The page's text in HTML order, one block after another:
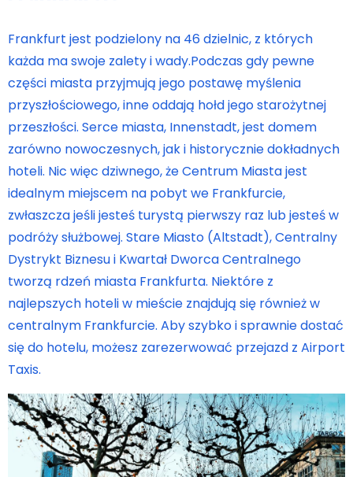
Frankfurt jest podzielony na 46 dzielnic, z których
każda ma swoje zalety i wady.Podczas gdy pewne
części miasta przyjmują jego postawę myślenia
przyszłościowego, inne oddają hołd jego starożytnej
przeszłości. Serce miasta, Innenstadt, jest domem
zarówno nowoczesnych, jak i historycznie dokładnych
hoteli. Nic więc dziwnego, że Centrum Miasta jest
idealnym miejscem na pobyt we Frankfurcie,
zwłaszcza jeśli jesteś turystą pierwszy raz lub jesteś w
podróży służbowej. Stare Miasto (Altstadt), Centralny
Dystrykt Biznesu i Kwartał Dworca Centralnego
tworzą rdzeń miasta Frankfurta. Niektóre z
najlepszych hoteli w mieście znajdują się również w
centralnym Frankfurcie. Aby szybko i sprawnie dostać
się do hotelu, możesz zarezerwować przejazd z Airport
Taxis.